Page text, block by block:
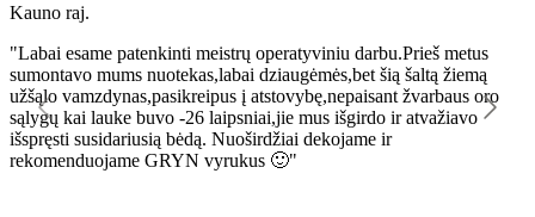
Kauno raj.
"Labai esame patenkinti meistrų operatyviniu darbu.Prieš metus
sumontavo mums nuotekas,labai dziaugėmės,bet šią šaltą žiemą
užšąlo vamzdynas,pasikreipus į atstovybę,nepaisant žvarbaus oro
sąlygų kai lauke buvo -26 laipsniai,jie mus išgirdo ir atvažiavo
išspręsti susidariusią bėdą. Nuoširdžiai dekojame ir
rekomenduojame GRYN vyrukus 🙂"